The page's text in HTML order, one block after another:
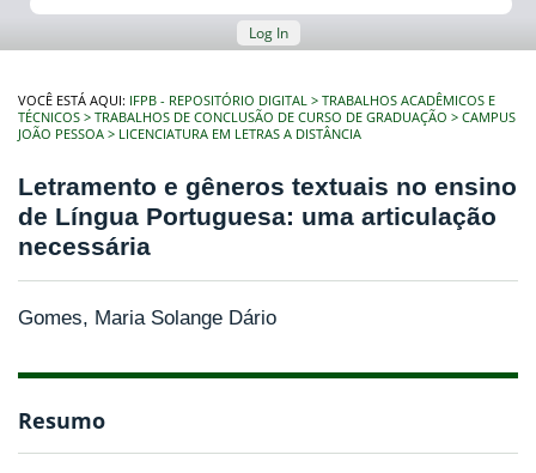
Log In
VOCÊ ESTÁ AQUI: IFPB - REPOSITÓRIO DIGITAL
TRABALHOS ACADÊMICOS E
TÉCNICOS
TRABALHOS DE CONCLUSÃO DE CURSO DE GRADUAÇÃO
CAMPUS
JOÃO PESSOA
LICENCIATURA EM LETRAS A DISTÂNCIA
Letramento e gêneros textuais no ensino
de Língua Portuguesa: uma articulação
necessária
Gomes, Maria Solange Dário
Resumo